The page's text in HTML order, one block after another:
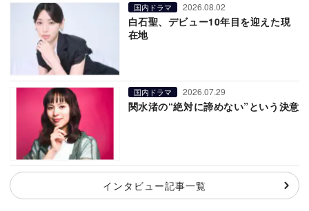
国内ドラマ 2026.08.02
白石聖、デビュー10年目を迎えた現
在地
国内ドラマ 2026.07.29
関水渚の“絶対に諦めない”という決意
インタビュー記事一覧